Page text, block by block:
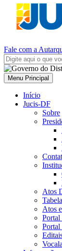
Fale com a
Menu Principal
Início
Jucis-DF
Sobre
Atos
Atos